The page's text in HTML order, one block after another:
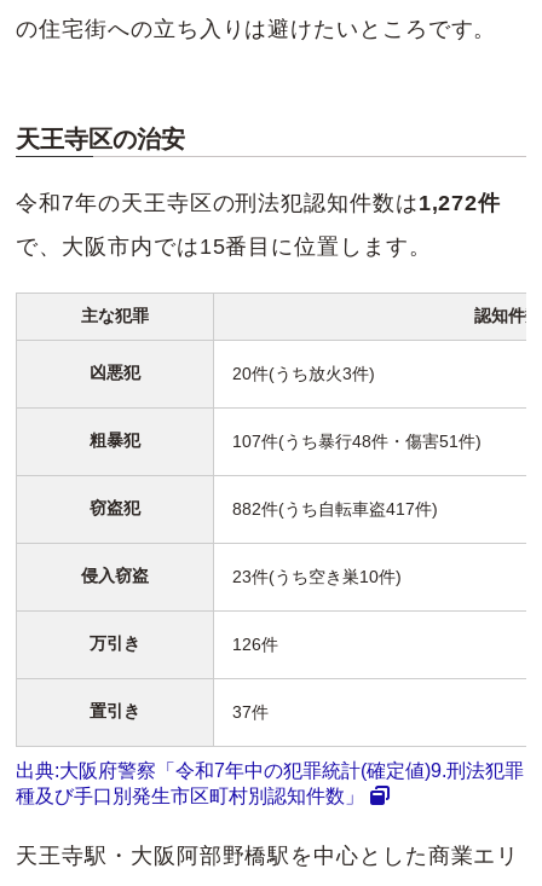
の住宅街への立ち入りは避けたいところです。
天王寺区の治安
令和7年の天王寺区の刑法犯認知件数は1,272件
で、大阪市内では15番目に位置します。
主な犯罪 認知件数
凶悪犯 20件(うち放火3件)
粗暴犯 107件(うち暴行48件・傷害51件)
窃盗犯 882件(うち自転車盗417件)
侵入窃盗 23件(うち空き巣10件)
万引き 126件
置引き 37件
出典:大阪府警察「令和7年中の犯罪統計(確定値)9.刑法犯罪
種及び手口別発生市区町村別認知件数」
天王寺駅・大阪阿部野橋駅を中心とした商業エリ